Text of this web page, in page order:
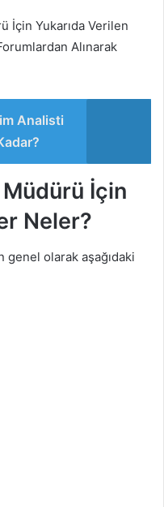
İçin Yukarıda Verilen
Alınarak
Analisti
İçin
Neler?
olarak aşağıdaki